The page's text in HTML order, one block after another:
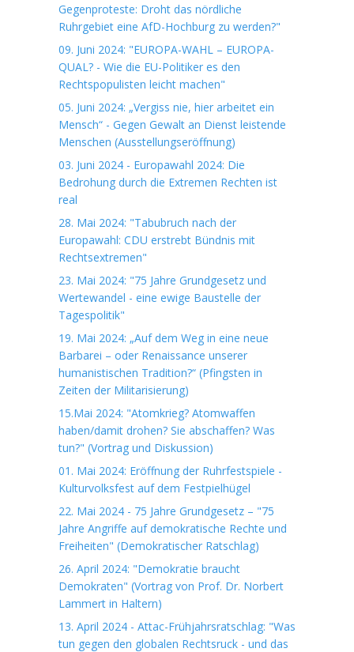
Gegenproteste: Droht das nördliche
Ruhrgebiet eine AfD-Hochburg zu werden?"
09. Juni 2024: "EUROPA-WAHL – EUROPA-
QUAL? - Wie die EU-Politiker es den
Rechtspopulisten leicht machen"
05. Juni 2024: „Vergiss nie, hier arbeitet ein
Mensch“ - Gegen Gewalt an Dienst leistende
Menschen (Ausstellungseröffnung)
03. Juni 2024 - Europawahl 2024: Die
Bedrohung durch die Extremen Rechten ist
real
28. Mai 2024: "Tabubruch nach der
Europawahl: CDU erstrebt Bündnis mit
Rechtsextremen"
23. Mai 2024: "75 Jahre Grundgesetz und
Wertewandel - eine ewige Baustelle der
Tagespolitik"
19. Mai 2024: „Auf dem Weg in eine neue
Barbarei – oder Renaissance unserer
humanistischen Tradition?“ (Pfingsten in
Zeiten der Militarisierung)
15.Mai 2024: "Atomkrieg? Atomwaffen
haben/damit drohen? Sie abschaffen? Was
tun?" (Vortrag und Diskussion)
01. Mai 2024: Eröffnung der Ruhrfestspiele -
Kulturvolksfest auf dem Festpielhügel
22. Mai 2024 - 75 Jahre Grundgesetz – "75
Jahre Angriffe auf demokratische Rechte und
Freiheiten" (Demokratischer Ratschlag)
26. April 2024: "Demokratie braucht
Demokraten" (Vortrag von Prof. Dr. Norbert
Lammert in Haltern)
13. April 2024 - Attac-Frühjahrsratschlag: "Was
tun gegen den globalen Rechtsruck - und das